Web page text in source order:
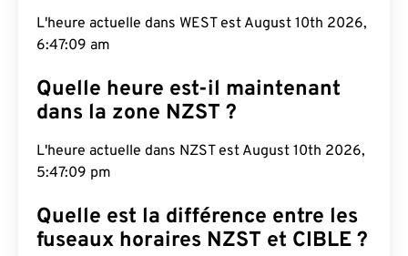
L'heure actuelle dans WEST est August 10th 2026,
6:47:10 am
Quelle heure est-il maintenant
dans la zone NZST ?
L'heure actuelle dans NZST est August 10th 2026,
5:47:10 pm
Quelle est la différence entre les
fuseaux horaires NZST et CIBLE ?